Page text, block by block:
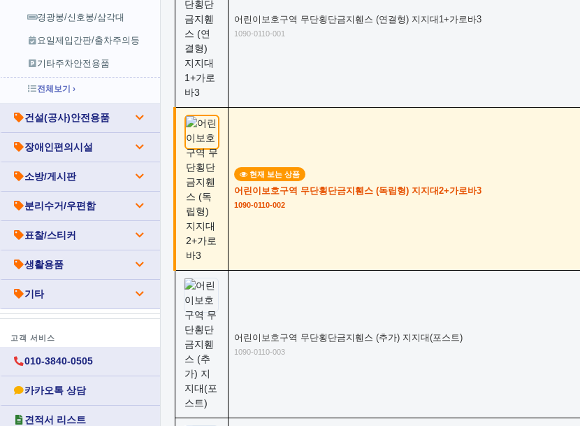
경광봉/신호봉/삼각대
요일제입간판/출차주의등
기타주차안전용품
전체보기 ›
건설(공사)안전용품
장애인편의시설
소방/게시판
분리수거/우편함
표찰/스티커
생활용품
기타
고객 서비스
010-3840-0505
카카오톡 상담
견적서 리스트
어린이보호구역 무단횡단금지휀스 (연결형) 지지대1+가로바3
1090-0110-001
현재 보는 상품
어린이보호구역 무단횡단금지휀스 (독립형) 지지대2+가로바3
1090-0110-002
어린이보호구역 무단횡단금지휀스 (추가) 지지대(포스트)
1090-0110-003